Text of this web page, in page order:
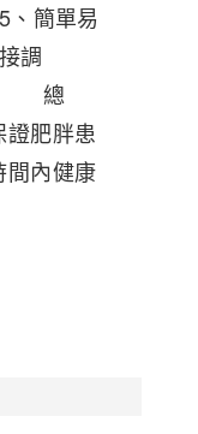
簡單易
調
。 總
肥胖患
間內健康